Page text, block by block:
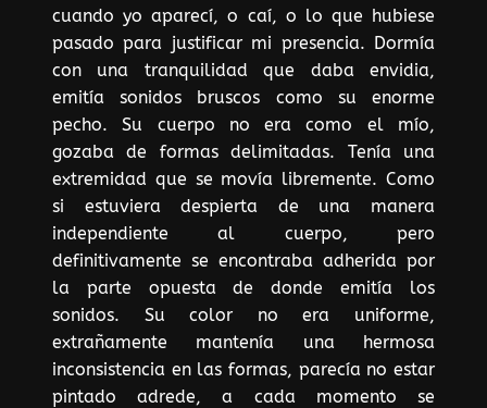
cuando yo aparecí, o caí, o lo que hubiese
pasado para justificar mi presencia. Dormía
con una tranquilidad que daba envidia,
emitía sonidos bruscos como su enorme
pecho. Su cuerpo no era como el mío,
gozaba de formas delimitadas. Tenía una
extremidad que se movía libremente. Como
si estuviera despierta de una manera
independiente al cuerpo, pero
definitivamente se encontraba adherida por
la parte opuesta de donde emitía los
sonidos. Su color no era uniforme,
extrañamente mantenía una hermosa
inconsistencia en las formas, parecía no estar
pintado adrede, a cada momento se